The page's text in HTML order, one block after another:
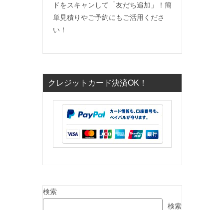
ドをスキャンして「友だち追加」！簡
単見積りやご予約にもご活用くださ
い！
クレジットカード決済OK！
検索
検索